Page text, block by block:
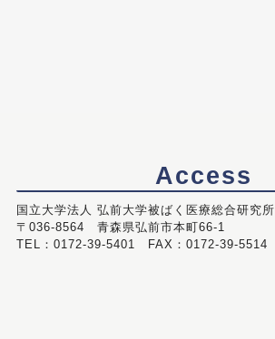
Access
国立大学法人 弘前大学被ばく医療総合研究所
〒036-8564 青森県弘前市本町66-1
TEL：0172-39-5401 FAX：0172-39-5514